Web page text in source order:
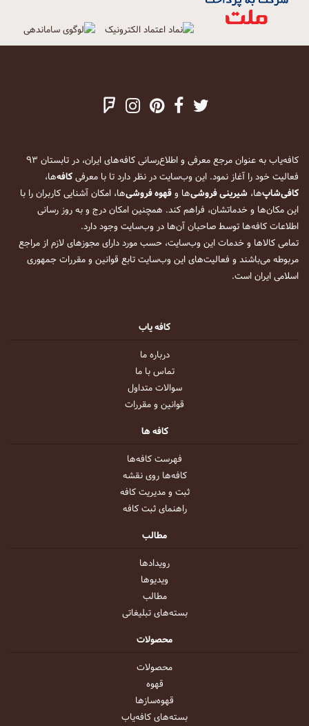
کافه‌یاب به عنوان مرجع معرفی و اطلاع‌رسانی کافه‌های ایران، در تابستان ۹۳
فعالیت خود را آغاز نمود. این وب‌سایت در نظر دارد تا با معرفیکافه‌ها،
کافی‌شاپ‌ها، شیرینی فروشی‌ها وقهوه فروشی‌ها، امکان آشنایی کاربران را با
این مکان‌ها و خدماتشان، فراهم کند. همچنین امکان درج و به روز رسانی
اطلاعات کافه‌ها توسط صاحبان آن‌ها در وب‌سایت وجود دارد.
تمامی کالاها و خدمات این وب‌سایت، حسب مورد دارای مجوزهای لازم از مراجع
مربوطه می‌باشند و فعالیت‌های این وب‌سایت تابع قوانین و مقررات جمهوری
اسلامی ایران است.
کافه یاب
درباره ما
تماس با ما
سوالات متداول
قوانین و مقررات
کافه ها
فهرست کافه‌ها
کافه‌ها روی نقشه
ثبت و مدیریت کافه
راهنمای ثبت کافه
مطالب
رویداد‌ها
ویدیو‌ها
مطالب
بسته‌های تبلیغاتی
محصولات
محصولات
قهوه
قهوه‌ساز‌ها
بسته‌های کافه‌یاب